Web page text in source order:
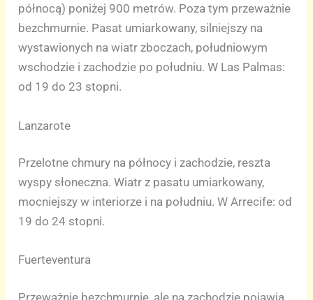
północą) poniżej 900 metrów. Poza tym przeważnie
bezchmurnie. Pasat umiarkowany, silniejszy na
wystawionych na wiatr zboczach, południowym
wschodzie i zachodzie po południu. W Las Palmas:
od 19 do 23 stopni.
Lanzarote
Przelotne chmury na północy i zachodzie, reszta
wyspy słoneczna. Wiatr z pasatu umiarkowany,
mocniejszy w interiorze i na południu. W Arrecife: od
19 do 24 stopni.
Fuerteventura
Przeważnie bezchmurnie, ale na zachodzie pojawią